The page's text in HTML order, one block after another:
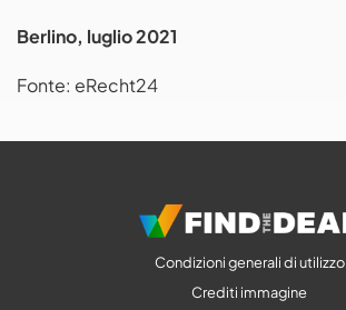
Berlino, luglio 2021
Fonte: eRecht24
Condizioni generali di utilizzo
Crediti immagine